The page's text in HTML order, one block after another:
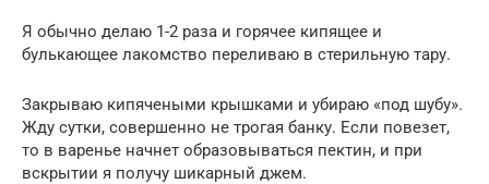
Я обычно делаю 1-2 раза и горячее кипящее и
булькающее лакомство переливаю в стерильную тару.
Закрываю кипячеными крышками и убираю «под шубу».
Жду сутки, совершенно не трогая банку. Если повезет,
то в варенье начнет образовываться пектин, и при
вскрытии я получу шикарный джем.